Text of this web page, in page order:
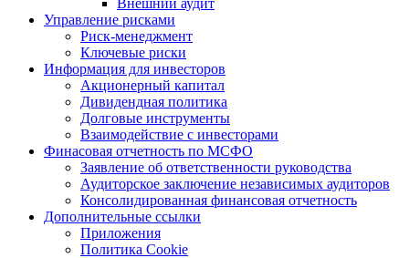
Внешний аудит
Управление рисками
Риск-менеджмент
Ключевые риски
Информация для инвесторов
Акционерный капитал
Дивидендная политика
Долговые инструменты
Взаимодействие с инвеcторами
Финасовая отчетность по МСФО
Заявление об ответственности руководства
Аудиторское заключение независимых аудиторов
Консолидированная финансовая отчетность
Дополнительные ссылки
Приложения
Политика Cookie